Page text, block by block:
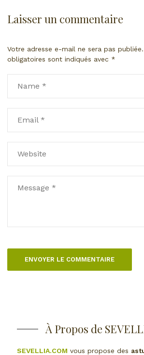
Laisser un commentaire
Votre adresse e-mail ne sera pas publiée.
obligatoires sont indiqués avec *
À Propos de
SEVELLIA.COM vous propose des